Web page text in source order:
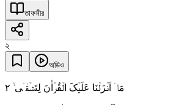
তাফসীর
২
অডিও
مَاۤ اَنۡزَلۡنَا عَلَیۡکَ الۡقُرۡاٰنَ لِتَشۡقٰۤی ۙ ٢